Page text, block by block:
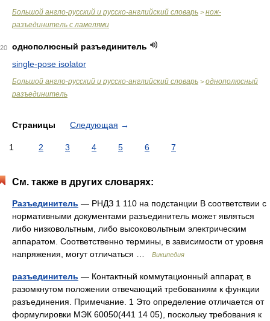
Большой англо-русский и русско-английский словарь > нож-
разъединитель с ламелями
20
однополюсный разъединитель
single-pose isolator
Большой англо-русский и русско-английский словарь > однополюсный
разъединитель
Страницы Следующая →
1 2 3 4 5 6 7
См. также в других словарях:
Разъединитель — РНДЗ 1 110 на подстанции В соответствии с
нормативными документами разъединитель может являться
либо низковольтным, либо высоковольтным электрическим
аппаратом. Соответственно термины, в зависимости от уровня
напряжения, могут отличаться …
Википедия
разъединитель — Контактный коммутационный аппарат, в
разомкнутом положении отвечающий требованиям к функции
разъединения. Примечание. 1 Это определение отличается от
формулировки МЭК 60050(441 14 05), поскольку требования к